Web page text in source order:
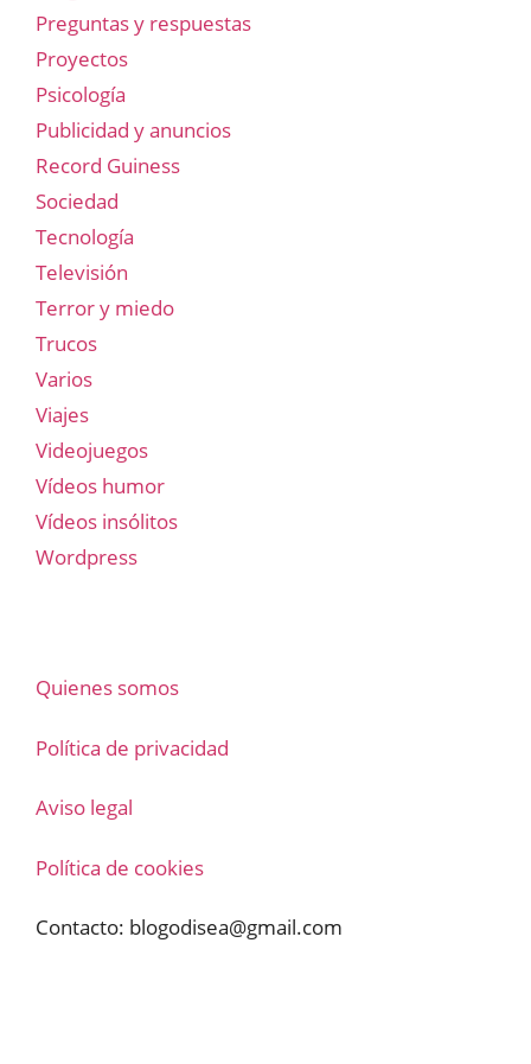
Preguntas y respuestas
Proyectos
Psicología
Publicidad y anuncios
Record Guiness
Sociedad
Tecnología
Televisión
Terror y miedo
Trucos
Varios
Viajes
Videojuegos
Vídeos humor
Vídeos insólitos
Wordpress
Quienes somos
Política de privacidad
Aviso legal
Política de cookies
Contacto: blogodisea@gmail.com